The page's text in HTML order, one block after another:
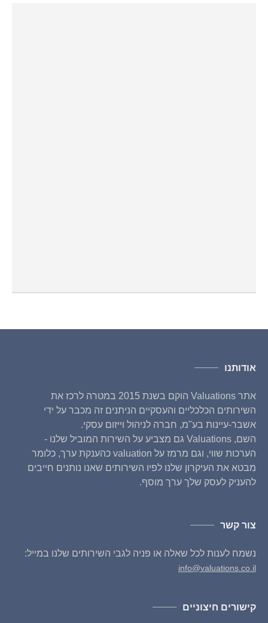
אודותנו
אתר Valuations הוקם בשנת 2015 במטרה לרכז את
השירותים הכלכליים והעסקיים הניתנים זה מכבר על ידי
אשבר-עיינות בע"מ, חברה לניהול וייזום עסקי.
השם, Valuations גם מצביע על השירות המוביל שלנו -
הערכות שווי, וגם מרמז על valuation כהענקת ערך, כלומר
מבטא את העיקרון שלנו לפיו השירותים שאנו נותנים חייבים
להעניק לעסק שלך ערך מוסף.
צור קשר
נשמח לענות לכל שאלה או פניה לגבי השירותים שלנו במייל:
info@valuations.co.il
קישורים חיצוניים